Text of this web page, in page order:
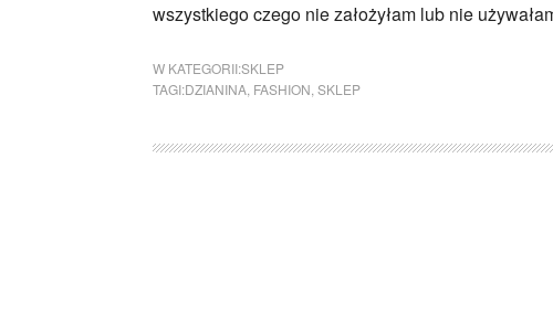
wszystkiego czego nie założyłam lub nie
W KATEGORII:SKLEP
TAGI:DZIANINA FASHION SKLEP